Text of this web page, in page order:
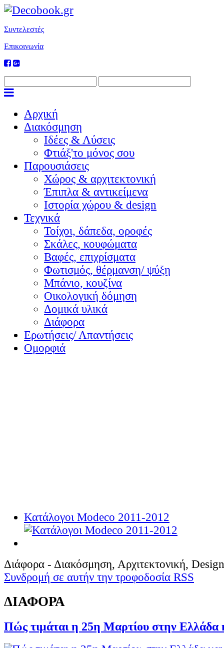
Συντελεστές
Επικοινωνία
Αρχική
Διακόσμηση
Ιδέες & Λύσεις
Φτιάξ'το μόνος σου
Παρουσιάσεις
Χώρος & αρχιτεκτονική
Έπιπλα & αντικείμενα
Ιστορία χώρου & design
Τεχνικά
Τοίχοι, δάπεδα, οροφές
Σκάλες, κουφώματα
Βαφές, επιχρίσματα
Φωτισμός, θέρμανση/ ψύξη
Μπάνιο, κουζίνα
Οικολογική δόμηση
Δομικά υλικά
Διάφορα
Ερωτήσεις/ Απαντήσεις
Ομορφιά
Κατάλογοι Modeco 2011-2012
Διάφορα - Διακόσμηση, Αρχιτεκτονική,
Συνδρομή σε αυτήν την τροφοδοσία RSS
ΔΙΑΦΟΡΑ
Πώς τιμάται η 25η Μαρτίου στην Ελλάδα